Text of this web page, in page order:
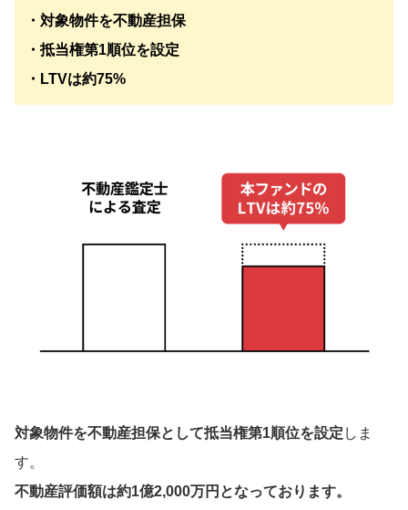
・対象物件を不動産担保
・抵当権第1順位を設定
・LTVは約75%
対象物件を不動産担保として抵当権第1順位を設定 しま
す。
不動産評価額は約1億2,000万円となっております。